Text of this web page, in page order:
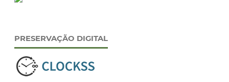
PRESERVAÇÃO DIGITAL